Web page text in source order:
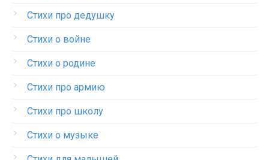
Стихи про дедушку
Стихи о войне
Стихи о родине
Стихи про армию
Стихи про школу
Стихи о музыке